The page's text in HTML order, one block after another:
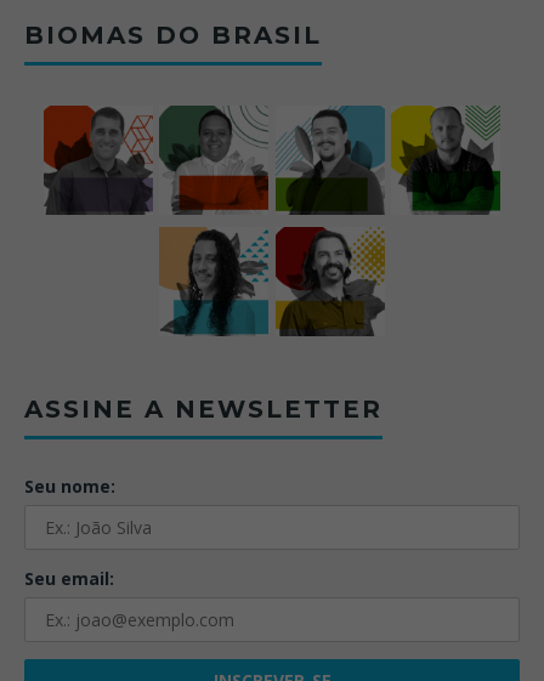
BIOMAS DO BRASIL
ASSINE A NEWSLETTER
Seu nome:
Seu email: